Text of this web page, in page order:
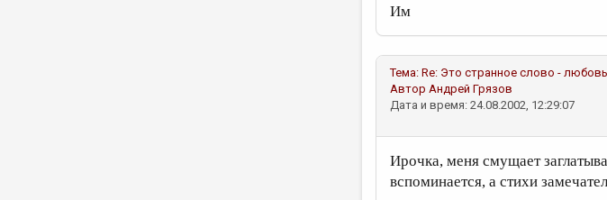
Им
Тема: Re: Это странное слово -
Автор Андрей Грязов
Дата и время: 24.08.2002, 12:29:07
Ирочка, меня смущает
вспоминается, а стихи